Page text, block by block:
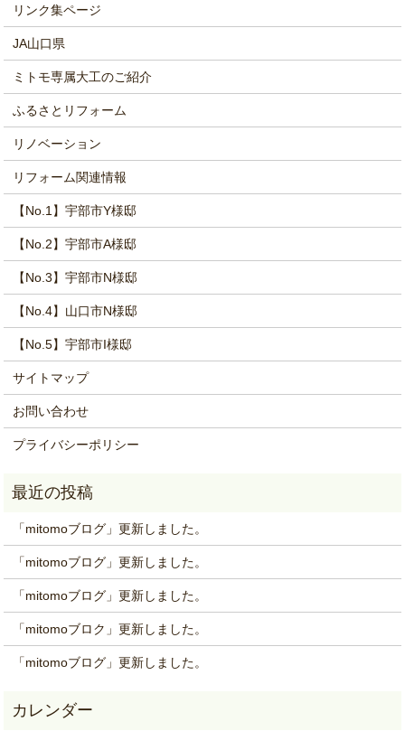
リンク集ページ
JA山口県
ミトモ専属大工のご紹介
ふるさとリフォーム
リノベーション
リフォーム関連情報
【No.1】宇部市Y様邸
【No.2】宇部市A様邸
【No.3】宇部市N様邸
【No.4】山口市N様邸
【No.5】宇部市I様邸
サイトマップ
お問い合わせ
プライバシーポリシー
「mitomoブログ」更新しました。
「mitomoブログ」更新しました。
「mitomoブログ」更新しました。
「mitomoブロク」更新しました。
「mitomoブログ」更新しました。